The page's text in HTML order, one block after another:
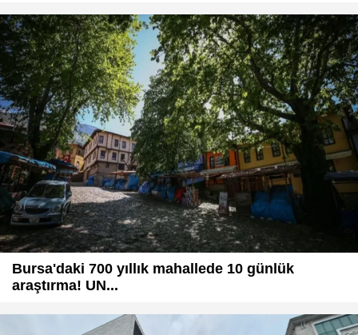
Bursa'daki 700 yıllık mahallede 10 günlük
araştırma! UN...